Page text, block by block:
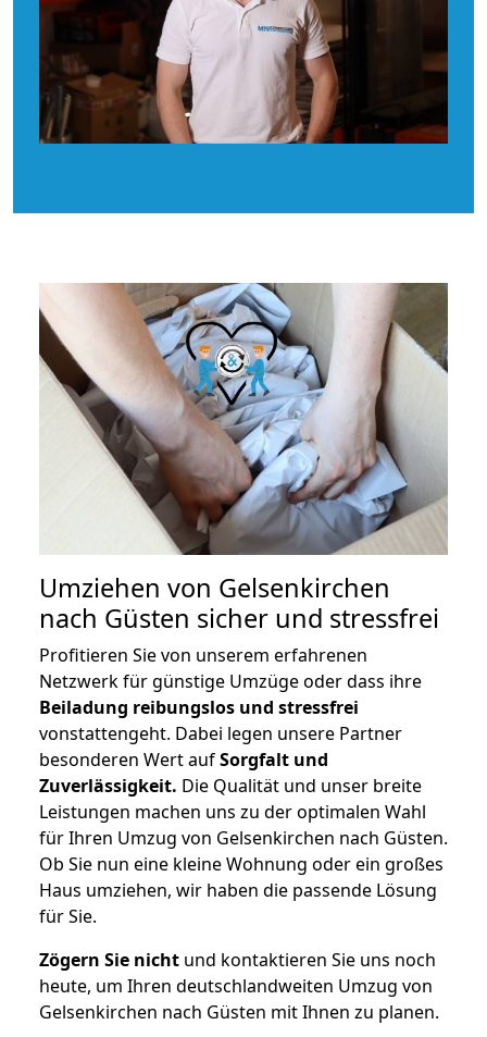
Umziehen von Gelsenkirchen
nach Güsten sicher und stressfrei
Profitieren Sie von unserem erfahrenen
Netzwerk für günstige Umzüge oder dass ihre
Beiladung reibungslos und stressfrei
vonstattengeht. Dabei legen unsere Partner
besonderen Wert aufSorgfalt und
Zuverlässigkeit. Die Qualität und unser breite
Leistungen machen uns zu der optimalen Wahl
für Ihren Umzug von Gelsenkirchen nach Güsten.
Ob Sie nun eine kleine Wohnung oder ein großes
Haus umziehen, wir haben die passende Lösung
für Sie.
Zögern Sie nicht und kontaktieren Sie uns noch
heute, um Ihren deutschlandweiten Umzug von
Gelsenkirchen nach Güsten mit Ihnen zu planen.